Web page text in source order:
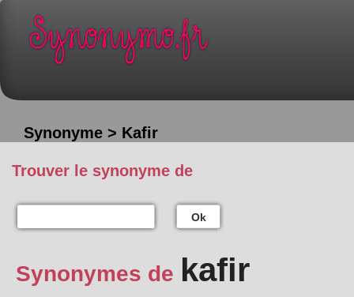
Synonyme > Kafir
Trouver le synonyme de
Ok
Synonymes de kafir